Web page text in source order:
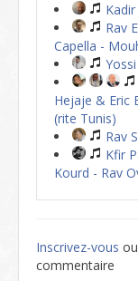
Rav
Capella -
Hejaje & Eric
(rite Tunis)
Rav
Kfir
Kourd - Rav
Inscrivez-vous ou
commentaire